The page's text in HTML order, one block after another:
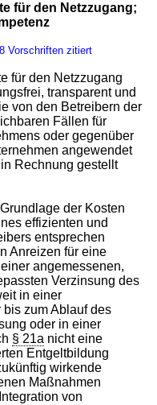
für den Netzzugang;
Vorschriften zitiert
für den Netzzugang
transparent und
von den Betreibern der
Fällen für
oder gegenüber
angewendet
Rechnung gestellt
der Kosten
effizienten und
entsprechen
Anreizen für eine
angemessenen,
Verzinsung des
in einer
bis zum Ablauf des
oder in einer
§ 21a nicht eine
Entgeltbildung
wirkende
Maßnahmen
von